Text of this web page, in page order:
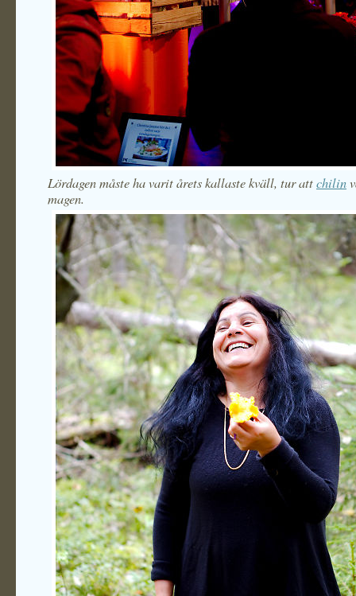
Lördagen måste ha varit årets kallaste kväll, tur attchilin
magen.